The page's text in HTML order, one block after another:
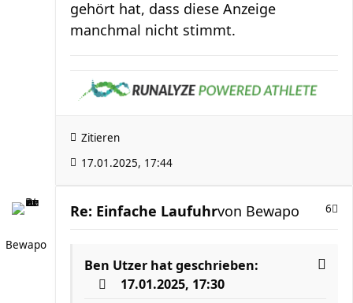
gehört hat, dass diese Anzeige
manchmal nicht stimmt.
Zitieren
17.01.2025, 17:44
Bewapo
Re: Einfache Laufuhr 6
von Bewapo
Ben Utzer hat geschrieben:
17.01.2025, 17:30